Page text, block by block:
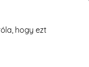
hogy ezt